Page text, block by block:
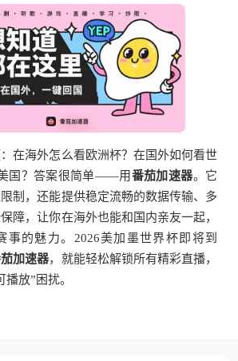
在海外怎么看欧洲杯？在国外如何看世
国？答案很简单——用番茄加速器。它
制，还能提供稳定流畅的数据传输、多
障，让你在海外也能和国内亲友一起，
事的魅力。2026美加墨世界杯即将到
加速器，就能轻松解锁所有精彩直播，
放”困扰。